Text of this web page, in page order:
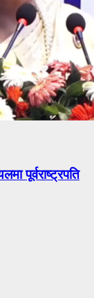
पूर्वराष्ट्रपति